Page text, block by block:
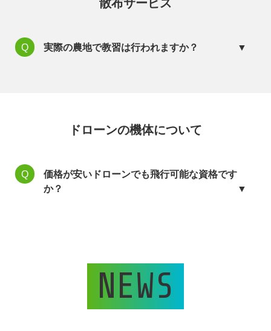
散布サービス
実際の農地で教習は行われますか？
ドローンの機体について
価格が安いドローンでも飛行可能な資格です
か？
NEWS